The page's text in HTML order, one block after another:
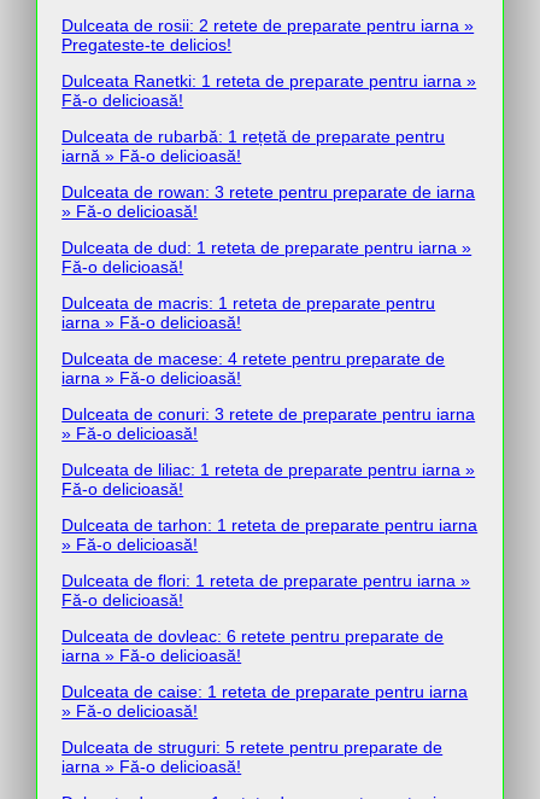
Dulceata de rosii: 2 retete de preparate pentru iarna »
Pregateste-te delicios!
Dulceata Ranetki: 1 reteta de preparate pentru iarna »
Fă-o delicioasă!
Dulceata de rubarbă: 1 rețetă de preparate pentru
iarnă » Fă-o delicioasă!
Dulceata de rowan: 3 retete pentru preparate de iarna
» Fă-o delicioasă!
Dulceata de dud: 1 reteta de preparate pentru iarna »
Fă-o delicioasă!
Dulceata de macris: 1 reteta de preparate pentru
iarna » Fă-o delicioasă!
Dulceata de macese: 4 retete pentru preparate de
iarna » Fă-o delicioasă!
Dulceata de conuri: 3 retete de preparate pentru iarna
» Fă-o delicioasă!
Dulceata de liliac: 1 reteta de preparate pentru iarna »
Fă-o delicioasă!
Dulceata de tarhon: 1 reteta de preparate pentru iarna
» Fă-o delicioasă!
Dulceata de flori: 1 reteta de preparate pentru iarna »
Fă-o delicioasă!
Dulceata de dovleac: 6 retete pentru preparate de
iarna » Fă-o delicioasă!
Dulceata de caise: 1 reteta de preparate pentru iarna
» Fă-o delicioasă!
Dulceata de struguri: 5 retete pentru preparate de
iarna » Fă-o delicioasă!